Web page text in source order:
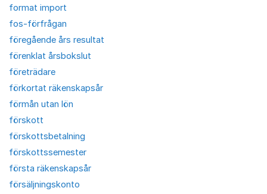
format import
fos-förfrågan
föregående års resultat
förenklat årsbokslut
företrädare
förkortat räkenskapsår
förmån utan lön
förskott
förskottsbetalning
förskottssemester
första räkenskapsår
försäljningskonto